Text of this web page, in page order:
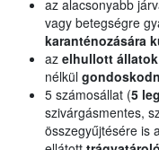
az alacsonyabb
vagy betegségre
karanténozására
az elhullott
nélkül
5 számosállat (5
szivárgásmentes,
összegyűjtésére is